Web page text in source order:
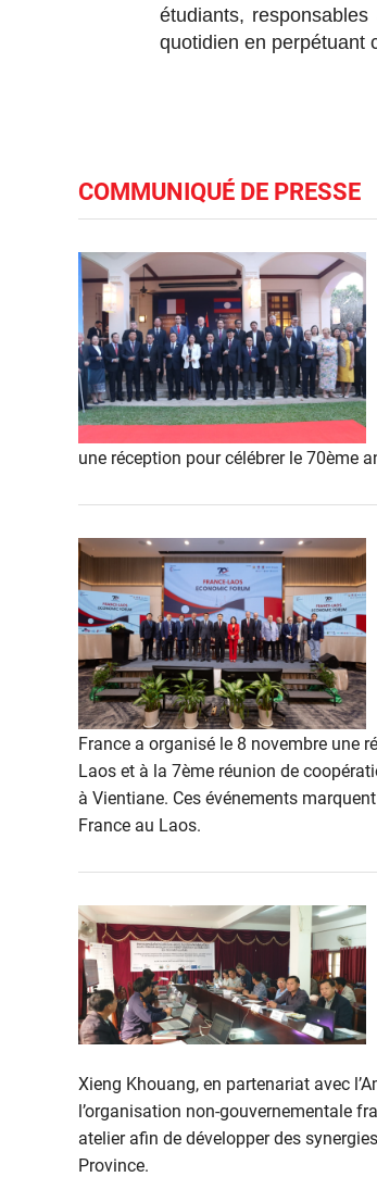
étudiants,
quotidien en perpétuant
COMMUNIQUÉ DE PRESSE
une réception pour célébrer le 70ème
France a organisé le 8 novembre une
Laos et à la 7ème réunion de
à Vientiane. Ces événements
France au Laos.
Xieng Khouang, en partenariat avec
l’organisation non-gouvernementale
atelier afin de développer des
Province.